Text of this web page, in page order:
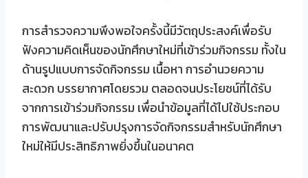
การสำรวจความพึงพอใจครั้งนี้มีวัตถุประสงค์เพื่อรับ
ฟังความคิดเห็นของนักศึกษาใหม่ที่เข้าร่วมกิจกรรม ทั้งใน
ด้านรูปแบบการจัดกิจกรรม เนื้อหา การอำนวยความ
สะดวก บรรยากาศโดยรวม ตลอดจนประโยชน์ที่ได้รับ
จากการเข้าร่วมกิจกรรม เพื่อนำข้อมูลที่ได้ไปใช้ประกอบ
การพัฒนาและปรับปรุงการจัดกิจกรรมสำหรับนักศึกษา
ใหม่ให้มีประสิทธิภาพยิ่งขึ้นในอนาคต